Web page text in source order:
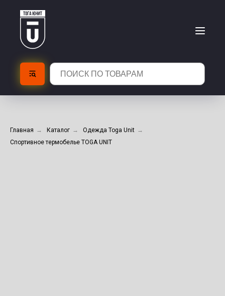
Главная → Каталог → Одежда Toga Unit →
Спортивное термобелье TOGA UNIT